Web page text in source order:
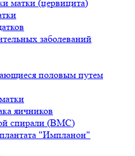
матки (цервицита)
заболеваний
половым путем
яичников
спирали (ВМС)
"Импланон"